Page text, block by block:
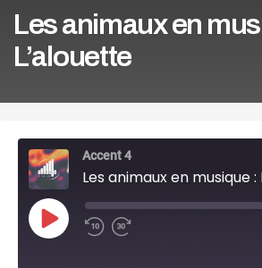
Les animaux en
L’alouette
Accent 4
Les animaux en musique
Play
Episode